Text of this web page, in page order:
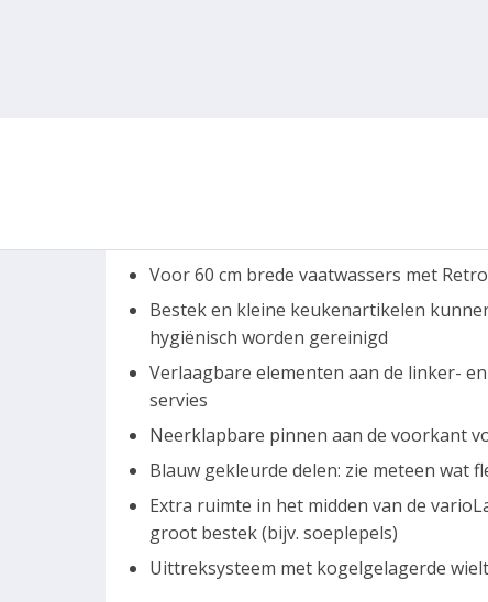
Voor 60 cm brede vaatwassers met
Bestek en kleine keukenartikelen
hygiënisch worden gereinigd
Verlaagbare elementen aan de linker-
servies
Neerklapbare pinnen aan de voorkant
Blauw gekleurde delen: zie meteen wat
Extra ruimte in het midden van de
groot bestek (bijv. soeplepels)
Uittreksysteem met kogelgelagerde